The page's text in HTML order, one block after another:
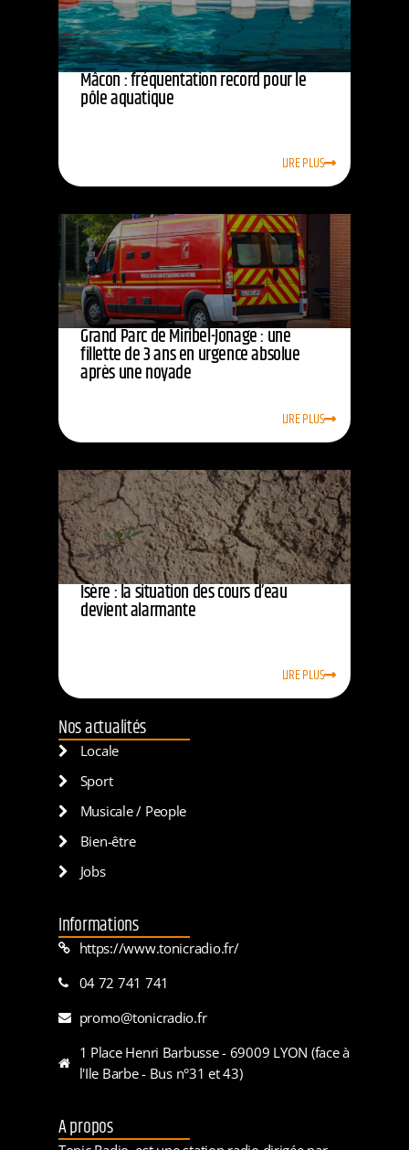
Mâcon : fréquentation record pour le
pôle aquatique
LIRE PLUS
Grand Parc de Miribel-Jonage : une
fillette de 3 ans en urgence absolue
après une noyade
LIRE PLUS
Isère : la situation des cours d’eau
devient alarmante
LIRE PLUS
Nos actualités
Locale
Sport
Musicale / People
Bien-être
Jobs
Informations
https://www.tonicradio.fr/
04 72 741 741
promo@tonicradio.fr
1 Place Henri Barbusse - 69009 LYON (face à
l'Ile Barbe - Bus n°31 et 43)
A propos